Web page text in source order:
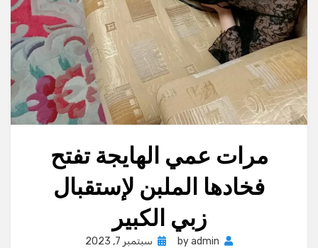
مرات عمي الهايجة تفتح
فخادها الملبن لإستقبال
زبي الكبير
byadmin
Posted
سبتمبر 7, 2023